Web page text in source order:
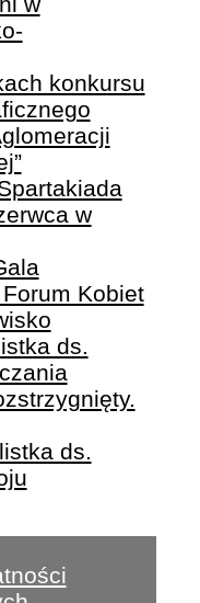
konkursu
w
Kobiet
ds.
ds.